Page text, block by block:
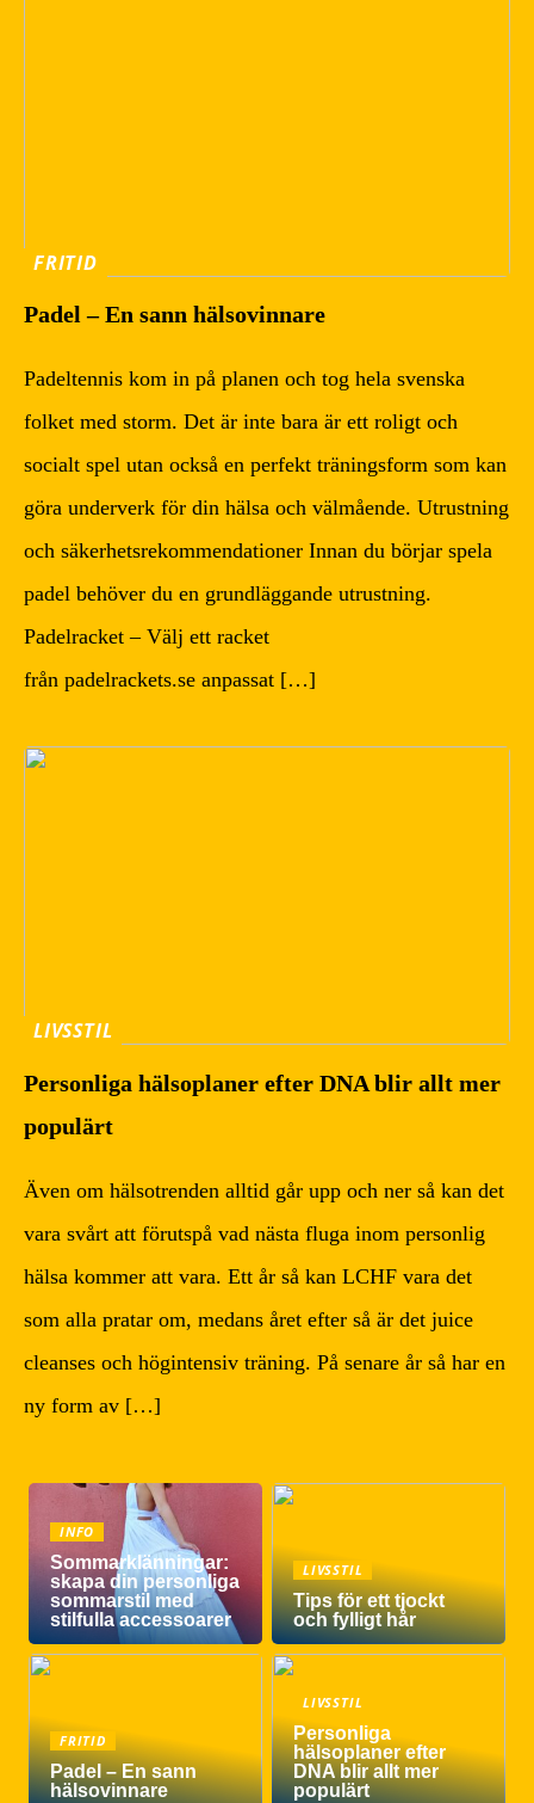
FRITID
Padel – En sann hälsovinnare
Padeltennis kom in på planen och tog hela svenska
folket med storm. Det är inte bara är ett roligt och
socialt spel utan också en perfekt träningsform som kan
göra underverk för din hälsa och välmående. Utrustning
och säkerhetsrekommendationer Innan du börjar spela
padel behöver du en grundläggande utrustning.
Padelracket – Välj ett racket
från padelrackets.se anpassat […]
LIVSSTIL
Personliga hälsoplaner efter DNA blir allt mer
populärt
Även om hälsotrenden alltid går upp och ner så kan det
vara svårt att förutspå vad nästa fluga inom personlig
hälsa kommer att vara. Ett år så kan LCHF vara det
som alla pratar om, medans året efter så är det juice
cleanses och högintensiv träning. På senare år så har en
ny form av […]
INFO
Sommarklänningar:
skapa din personliga
sommarstil med
stilfulla accessoarer
LIVSSTIL
Tips för ett tjockt
och fylligt hår
FRITID
Padel – En sann
hälsovinnare
LIVSSTIL
Personliga
hälsoplaner efter
DNA blir allt mer
populärt